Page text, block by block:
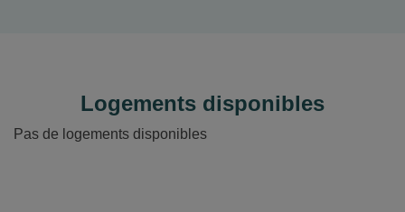
Logements disponibles
Pas de logements disponibles